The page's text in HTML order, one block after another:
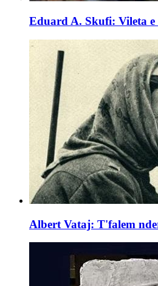
Eduard A. Skufi: Vileta
Albert Vataj: T'falem